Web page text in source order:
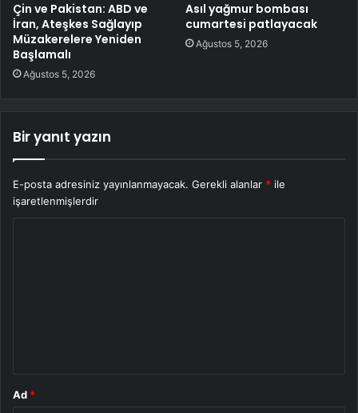
Çin ve Pakistan: ABD ve
İran, Ateşkes Sağlayıp
Müzakerelere Yeniden
Başlamalı
Ağustos 5, 2026
Asıl yağmur bombası
cumartesi patlayacak
Ağustos 5, 2026
Bir yanıt yazın
E-posta adresiniz yayınlanmayacak. Gerekli alanlar * ile
işaretlenmişlerdir
Ad *